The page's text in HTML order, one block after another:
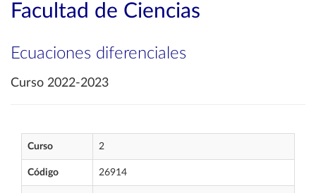
Facultad de Ciencias
Ecuaciones diferenciales
Curso 2022-2023
Curso 2
Código 26914